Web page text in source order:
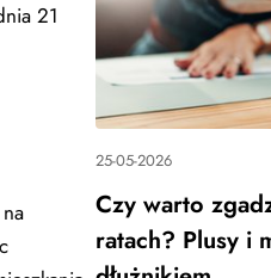
21
25-05-2026
Czy warto
ratach? Plusy i